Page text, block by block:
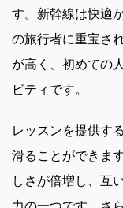
す。新幹線は快適
の旅行者に重宝さ
が高く、初めての
ビティです。
レッスンを提供す
滑ることができま
しさが倍増し、互